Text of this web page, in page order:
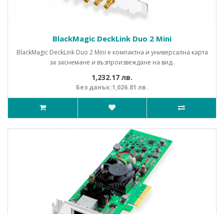
BlackMagic DeckLink Duo 2 Mini
BlackMagic DeckLink Duo 2 Mini е компактна и универсална карта
за заснемане и възпроизвеждане на вид..
1,232.17 лв.
Без данък:1,026.81 лв.